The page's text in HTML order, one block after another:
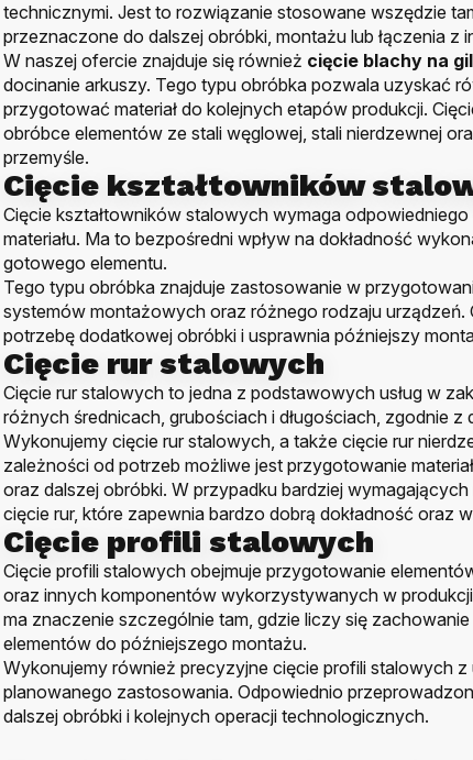
technicznymi. Jest to rozwiązanie stosowane wszędzie
przeznaczone do dalszej obróbki, montażu lub łączenia z
W naszej ofercie znajduje się również cięcie blachy na
docinanie arkuszy. Tego typu obróbka pozwala uzyskać
przygotować materiał do kolejnych etapów produkcji.
obróbce elementów ze stali węglowej, stali nierdzewnej
przemyśle.
Cięcie kształtowników
Cięcie kształtowników stalowych wymaga
materiału. Ma to bezpośredni wpływ na dokładność
gotowego elementu.
Tego typu obróbka znajduje zastosowanie w
systemów montażowych oraz różnego rodzaju
potrzebę dodatkowej obróbki i usprawnia późniejszy
Cięcie rur stalowych
Cięcie rur stalowych to jedna z podstawowych usług w
różnych średnicach, grubościach i długościach, zgodnie
Wykonujemy cięcie rur stalowych, a także cięcie rur
zależności od potrzeb możliwe jest przygotowanie
oraz dalszej obróbki. W przypadku bardziej
cięcie rur, które zapewnia bardzo dobrą dokładność oraz
Cięcie profili stalowych
Cięcie profili stalowych obejmuje przygotowanie
oraz innych komponentów wykorzystywanych w
ma znaczenie szczególnie tam, gdzie liczy się
elementów do późniejszego montażu.
Wykonujemy również precyzyjne cięcie profili stalowych z
planowanego zastosowania. Odpowiednio
dalszej obróbki i kolejnych operacji technologicznych.